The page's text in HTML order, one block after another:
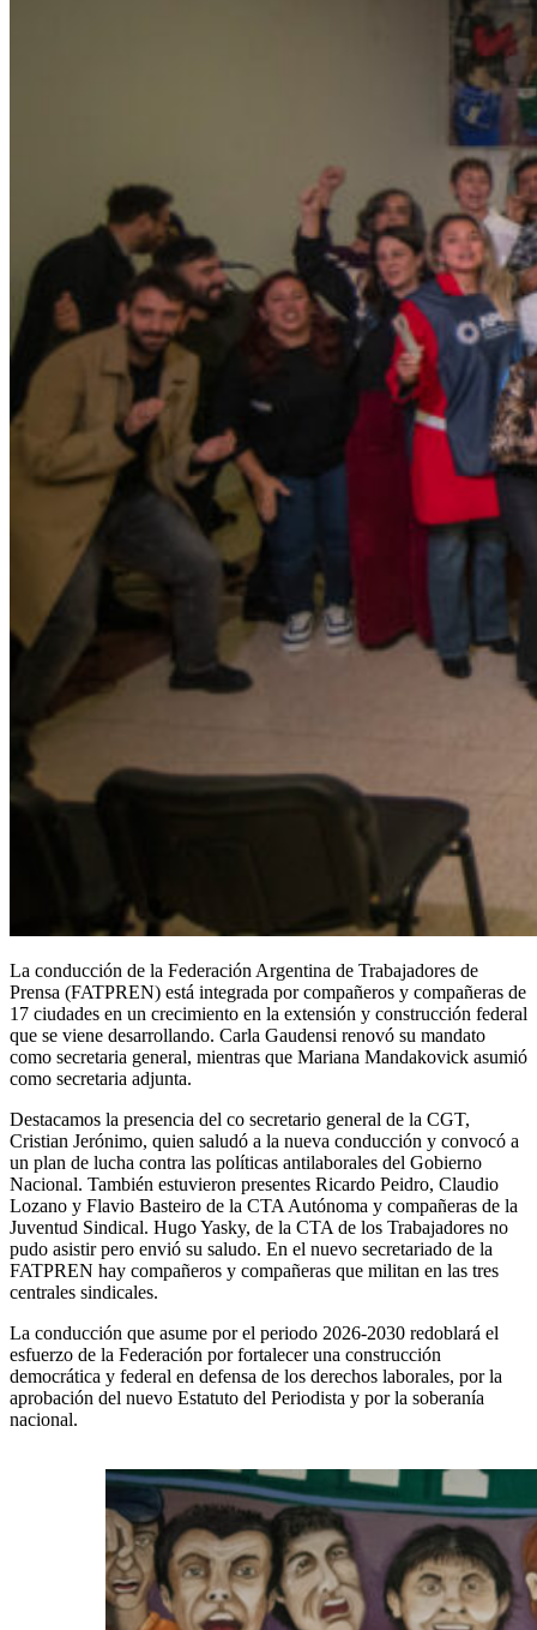
La conducción de la Federación Argentina de Trabajadores de
Prensa (FATPREN) está integrada por compañeros y compañeras de
17 ciudades en un crecimiento en la extensión y construcción federal
que se viene desarrollando. Carla Gaudensi renovó su mandato
como secretaria general, mientras que Mariana Mandakovick asumió
como secretaria adjunta.
Destacamos la presencia del co secretario general de la CGT,
Cristian Jerónimo, quien saludó a la nueva conducción y convocó a
un plan de lucha contra las políticas antilaborales del Gobierno
Nacional. También estuvieron presentes Ricardo Peidro, Claudio
Lozano y Flavio Basteiro de la CTA Autónoma y compañeras de la
Juventud Sindical. Hugo Yasky, de la CTA de los Trabajadores no
pudo asistir pero envió su saludo. En el nuevo secretariado de la
FATPREN hay compañeros y compañeras que militan en las tres
centrales sindicales.
La conducción que asume por el periodo 2026-2030 redoblará el
esfuerzo de la Federación por fortalecer una construcción
democrática y federal en defensa de los derechos laborales, por la
aprobación del nuevo Estatuto del Periodista y por la soberanía
nacional.